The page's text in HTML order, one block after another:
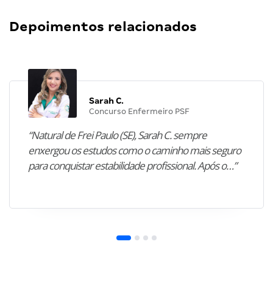
Depoimentos relacionados
Sarah C.
Concurso Enfermeiro PSF
“Natural de Frei Paulo (SE), Sarah C. sempre
enxergou os estudos como o caminho mais seguro
para conquistar estabilidade profissional. Após o…”